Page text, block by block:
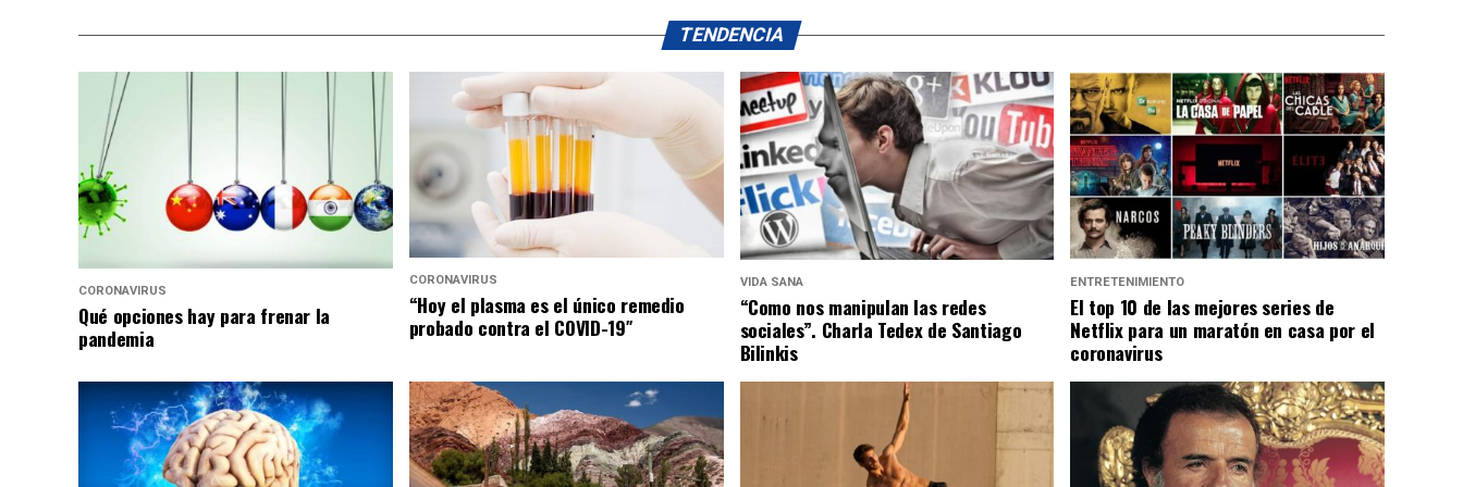
TENDENCIA
CORONAVIRUS
Qué opciones hay para frenar la
pandemia
CORONAVIRUS
“Hoy el plasma es el único remedio
probado contra el COVID-19″
VIDA SANA
“Como nos manipulan las redes
sociales”. Charla Tedex de Santiago
Bilinkis
ENTRETENIMIENTO
El top 10 de las mejores series de
Netflix para un maratón en casa por el
coronavirus